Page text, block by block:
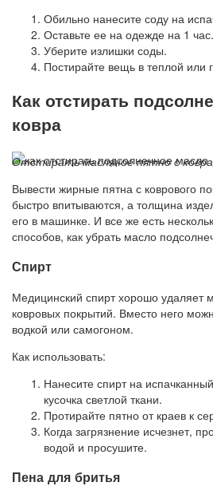
Обильно нанесите соду на
Оставьте ее на одежде на 1 час.
Уберите излишки соды.
Постирайте вещь в теплой или
Как отстирать
ковра
Отстирать масляное пятно с
Вывести жирные пятна с коврового
быстро впитываются, а толщина
его в машинке. И все же есть
способов, как убрать масло
Спирт
Медицинский спирт хорошо удаляет
ковровых покрытий. Вместо него
водкой или самогоном.
Как использовать:
Нанесите спирт на
кусочка светлой ткани.
Протирайте пятно от краев к
Когда загрязнение исчезнет,
водой и просушите.
Пена для бритья